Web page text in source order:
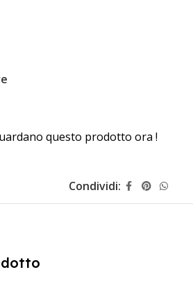
questo prodotto ora !
Condividi: